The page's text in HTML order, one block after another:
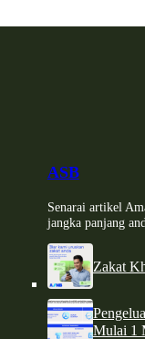
ASB
Senarai artikel
jangka panjang
Zakat
Mulai 1